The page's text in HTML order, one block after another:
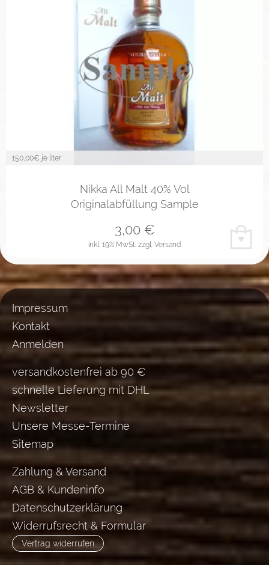
150,00€ je liter
Nikka All Malt 40% Vol
Originalabfüllung Sample
inkl. 19% MwSt. zzgl. Versand
3,00€
Impressum
Kontakt
Anmelden
versandkostenfrei ab 90 €
schnelle Lieferung mit DHL
Newsletter
Unsere Messe-Termine
Sitemap
Zahlung & Versand
AGB & Kundeninfo
Datenschutzerklärung
Widerrufsrecht & Formular
Vertrag widerrufen